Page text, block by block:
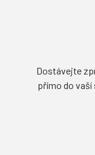
Dostávejte
přímo do vaší